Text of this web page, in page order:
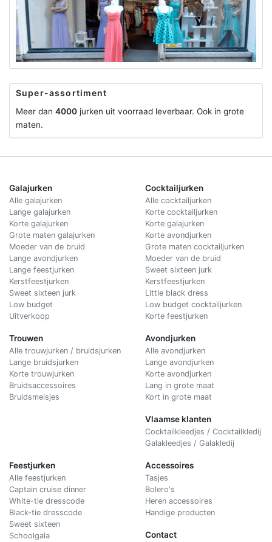
Super-assortiment
Meer dan 4000 jurken uit voorraad leverbaar. Ook in grote
maten.
Galajurken
Alle galajurken
Lange galajurken
Korte galajurken
Grote maten galajurken
Moeder van de bruid
Lange avondjurken
Lange feestjurken
Kerstfeestjurken
Sweet sixteen jurk
Low budget
Uitverkoop
Trouwen
Alle trouwjurken / bruidsjurken
Lange bruidsjurken
Korte trouwjurken
Bruidsaccessoires
Bruidsmeisjes
Cocktailjurken
Alle cocktailjurken
Korte cocktailjurken
Korte galajurken
Korte avondjurken
Grote maten cocktailjurken
Moeder van de bruid
Sweet sixteen jurk
Kerstfeestjurken
Little black dress
Low budget cocktailjurken
Korte feestjurken
Avondjurken
Alle avondjurken
Lange avondjurken
Korte avondjurken
Lang in grote maat
Kort in grote maat
Vlaamse klanten
Cocktailkleedjes / Cocktailkledij
Galakleedjes / Galakledij
Feestjurken
Alle feestjurken
Captain cruise dinner
White-tie dresscode
Black-tie dresscode
Sweet sixteen
Schoolgala
Accessoires
Tasjes
Bolero's
Heren accessoires
Handige producten
Contact